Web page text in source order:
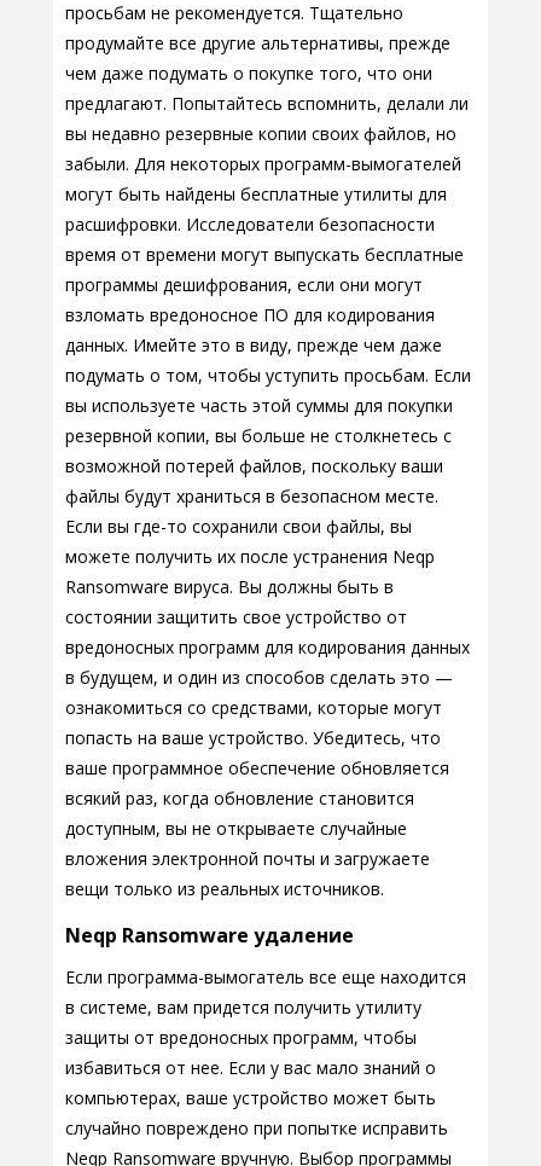
просьбам не рекомендуется. Тщательно
продумайте все другие альтернативы, прежде
чем даже подумать о покупке того, что они
предлагают. Попытайтесь вспомнить, делали ли
вы недавно резервные копии своих файлов, но
забыли. Для некоторых программ-вымогателей
могут быть найдены бесплатные утилиты для
расшифровки. Исследователи безопасности
время от времени могут выпускать бесплатные
программы дешифрования, если они могут
взломать вредоносное ПО для кодирования
данных. Имейте это в виду, прежде чем даже
подумать о том, чтобы уступить просьбам. Если
вы используете часть этой суммы для покупки
резервной копии, вы больше не столкнетесь с
возможной потерей файлов, поскольку ваши
файлы будут храниться в безопасном месте.
Если вы где-то сохранили свои файлы, вы
можете получить их после устранения Neqp
Ransomware вируса. Вы должны быть в
состоянии защитить свое устройство от
вредоносных программ для кодирования данных
в будущем, и один из способов сделать это —
ознакомиться со средствами, которые могут
попасть на ваше устройство. Убедитесь, что
ваше программное обеспечение обновляется
всякий раз, когда обновление становится
доступным, вы не открываете случайные
вложения электронной почты и загружаете
вещи только из реальных источников.
Neqp Ransomware удаление
Если программа-вымогатель все еще находится
в системе, вам придется получить утилиту
защиты от вредоносных программ, чтобы
избавиться от нее. Если у вас мало знаний о
компьютерах, ваше устройство может быть
случайно повреждено при попытке исправить
Neqp Ransomware вручную. Выбор программы